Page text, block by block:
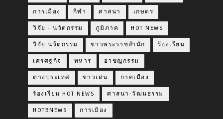
การเมือง กีฬา ศาสนา เกษตร
วิจัย - นวัตกรรม ภูมิภาค HOT NEWS
วิจัย นว้ตกรรม ข่าวพระราชสำนัก ร้องเรียน
เศรศฐกิจ ทหาร อาชญกรรม
ต่างประเทศ ข่าวเด่น กาคเมือง
ร้องเรียน HOT NEWS ศาสนา-วัฒนธรรม
HOTBNEWS การเมิอง